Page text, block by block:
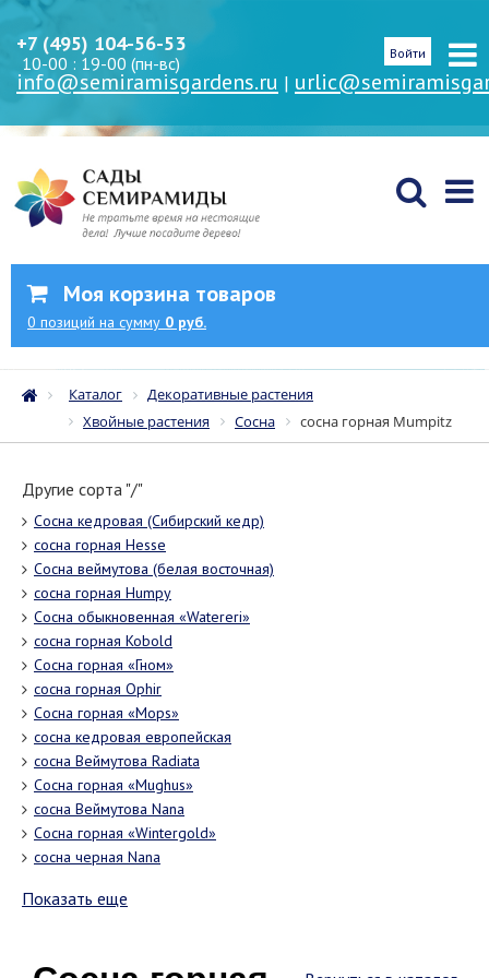
+7 (495) 104-56-53
10-00 : 19-00 (пн-вс)
info@semiramisgardens.ru |
Войти
Моя корзина товаров
0 позиций на сумму 0 руб.
Каталог
Декоративные растения
Хвойные растения
Сосна сосна горная Mumpitz
Другие сорта "/"
Сосна кедровая (Сибирский кедр)
сосна горная Hesse
Сосна веймутова (белая восточная)
сосна горная Humpy
Сосна обыкновенная «Watereri»
сосна горная Kobold
Сосна горная «Гном»
сосна горная Ophir
Сосна горная «Mops»
сосна кедровая европейская
сосна Веймутова Radiata
Сосна горная «Mughus»
сосна Веймутова Nana
Сосна горная «Wintergold»
сосна черная Nana
Показать еще